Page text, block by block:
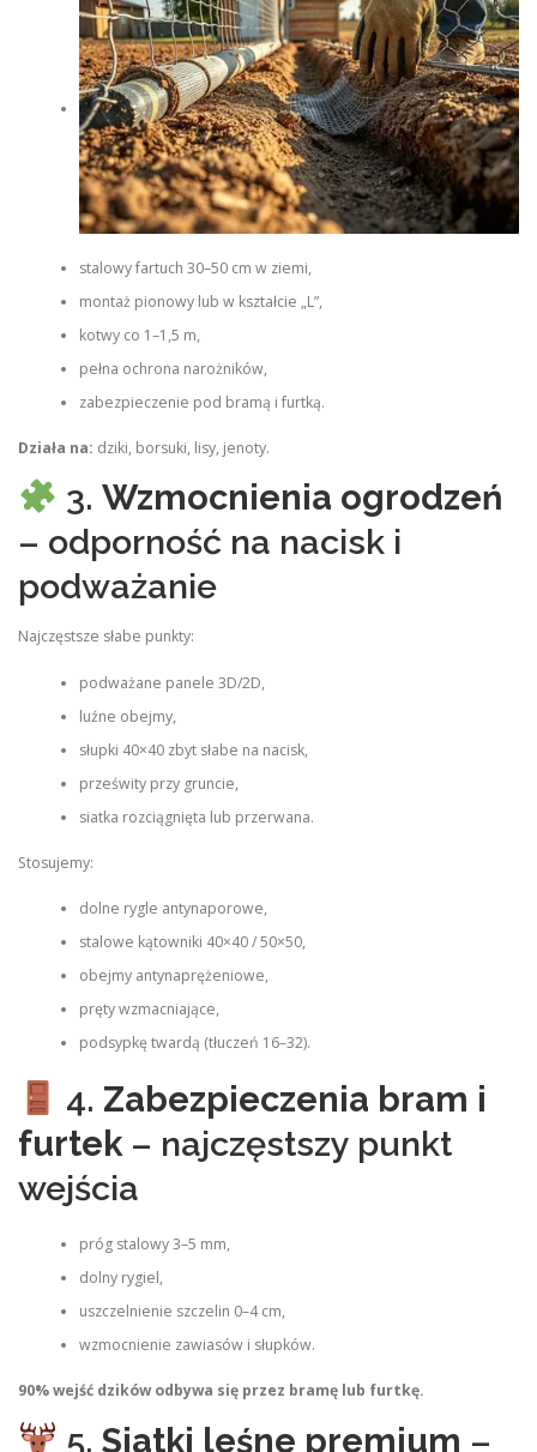
stalowy fartuch 30–50 cm w ziemi,
montaż pionowy lub w kształcie „L”,
kotwy co 1–1,5 m,
pełna ochrona narożników,
zabezpieczenie pod bramą i furtką.
Działa na: dziki, borsuki, lisy, jenoty.
3. Wzmocnienia ogrodzeń
– odporność na nacisk i
podważanie
Najczęstsze słabe punkty:
podważane panele 3D/2D,
luźne obejmy,
słupki 40×40 zbyt słabe na nacisk,
prześwity przy gruncie,
siatka rozciągnięta lub przerwana.
Stosujemy:
dolne rygle antynaporowe,
stalowe kątowniki 40×40 / 50×50,
obejmy antynaprężeniowe,
pręty wzmacniające,
podsypkę twardą (tłuczeń 16–32).
4. Zabezpieczenia bram i
furtek – najczęstszy punkt
wejścia
próg stalowy 3–5 mm,
dolny rygiel,
uszczelnienie szczelin 0–4 cm,
wzmocnienie zawiasów i słupków.
90% wejść dzików odbywa się przez bramę lub furtkę.
5. Siatki leśne premium –